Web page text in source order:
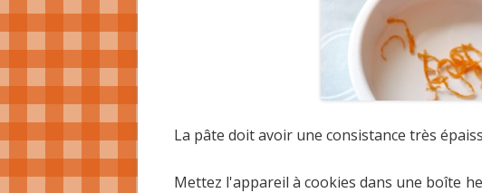
La pâte doit avoir une consistance très
Mettez l'appareil à cookies dans une boîte